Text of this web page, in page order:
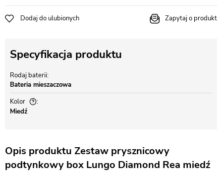
Dodaj do ulubionych Zapytaj o produkt
Specyfikacja produktu
Rodaj baterii
Bateria mieszaczowa
Kolor
Miedź
Opis produktu Zestaw prysznicowy
podtynkowy box Lungo Diamond Rea miedź